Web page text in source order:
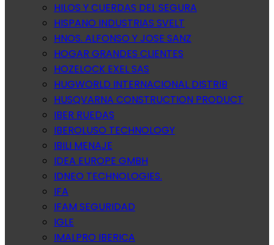
HILOS Y CUERDAS DEL SEGURA
HISPANO INDUSTRIAS SVELT
HNOS. ALFONSO Y JOSE SANZ
HOGAR GRANDES CLIENTES
HOZELOCK EXEL SAS
HUGWORLD INTERNACIONAL DISTRIB
HUSQVARNA CONSTRUCTION PRODUCT
IBER RUEDAS
IBEROLUSO TECHNOLOGY
IBILI MENAJE
IDEA EUROPE GMBH
IDNEO TECHNOLOGIES.
IFA
IFAM SEGURIDAD
IGLE
IMALPRO IBERICA